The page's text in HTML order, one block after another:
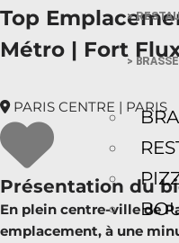
>
>
Top
Métro | Fort
PARIS CENTRE | PARIS
Présentation du
En plein centre-ville de
emplacement, à une